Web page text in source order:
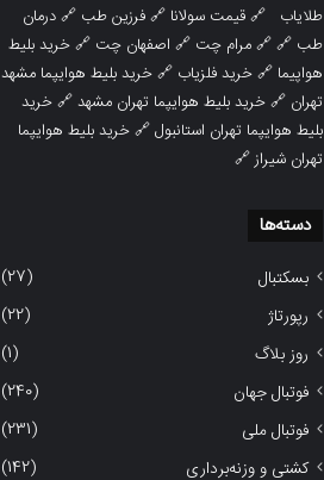
طلایاب 🔗قیمت سولانا 🔗فرزین طب 🔗درمان
طب 🔗 🔗مرام چت 🔗 اصفهان چت 🔗خرید بلیط
هواپیما 🔗خرید فلزیاب 🔗خرید بلیط هوایپما مشهد
تهران 🔗خرید بلیط هوایپما تهران مشهد🔗خرید
بلیط هوایپما تهران استانبول🔗خرید بلیط هوایپما
تهران شیراز🔗
دسته‌ها
بسکتبال
(27)
رپورتاژ
(22)
روز بلاگ
(1)
فوتبال جهان
(240)
فوتبال ملی
(231)
کشتی و وزنه‌برداری
(142)